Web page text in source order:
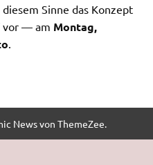
Sinne das Konzept
vor — am Montag,
News von ThemeZee.